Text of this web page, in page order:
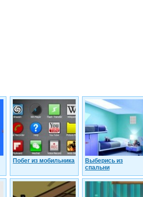
Побег из мобильника
Выберись из
спальни